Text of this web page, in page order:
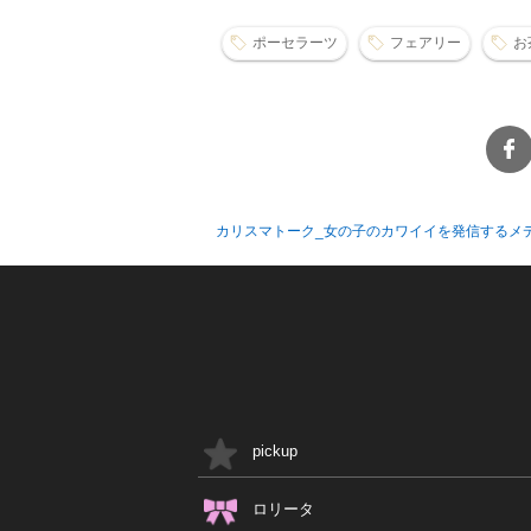
ポーセラーツ フェアリー お
カリスマトーク_女の子のカワイイを発信するメ
pickup
ロリータ